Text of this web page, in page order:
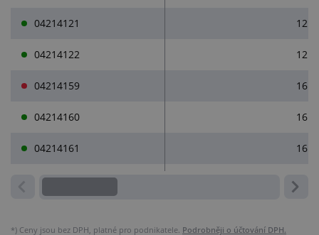
04214121 12
04214122 12
04214159 16
04214160 16
04214161 16
*) Ceny jsou bez DPH, platné pro podnikatele. Podrobněji o účtování DPH.